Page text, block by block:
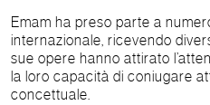
Emam ha preso parte a
internazionale, ricevendo
sue opere hanno attirato
la loro capacità di coniugare
concettuale.